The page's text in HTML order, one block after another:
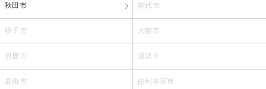
秋田市 能代市
横手市 大館市
男鹿市 湯沢市
鹿角市 由利本荘市